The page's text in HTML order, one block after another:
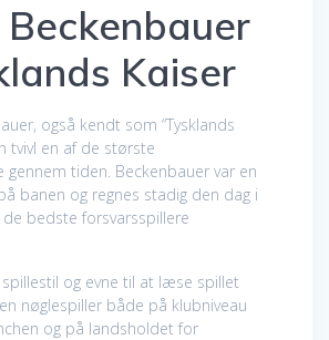
Beckenbauer
Kaiser
også kendt som “Tysklands
tvivl en af de største
tiden. Beckenbauer var en
banen og regnes stadig den dag i
bedste forsvarsspillere
og evne til at læse spillet
nøglespiller både på klubniveau
og på landsholdet for